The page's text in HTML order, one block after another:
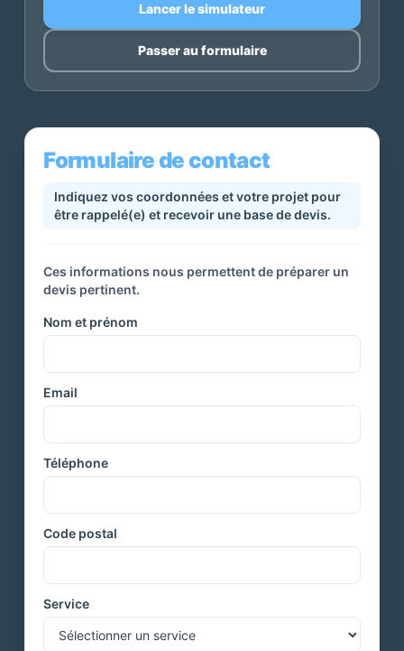
Lancer le simulateur
Passer au formulaire
Formulaire de contact
Indiquez vos coordonnées et votre projet pour
être rappelé(e) et recevoir une base de devis.
Ces informations nous permettent de préparer un
devis pertinent.
Nom et prénom
Email
Téléphone
Code postal
Service